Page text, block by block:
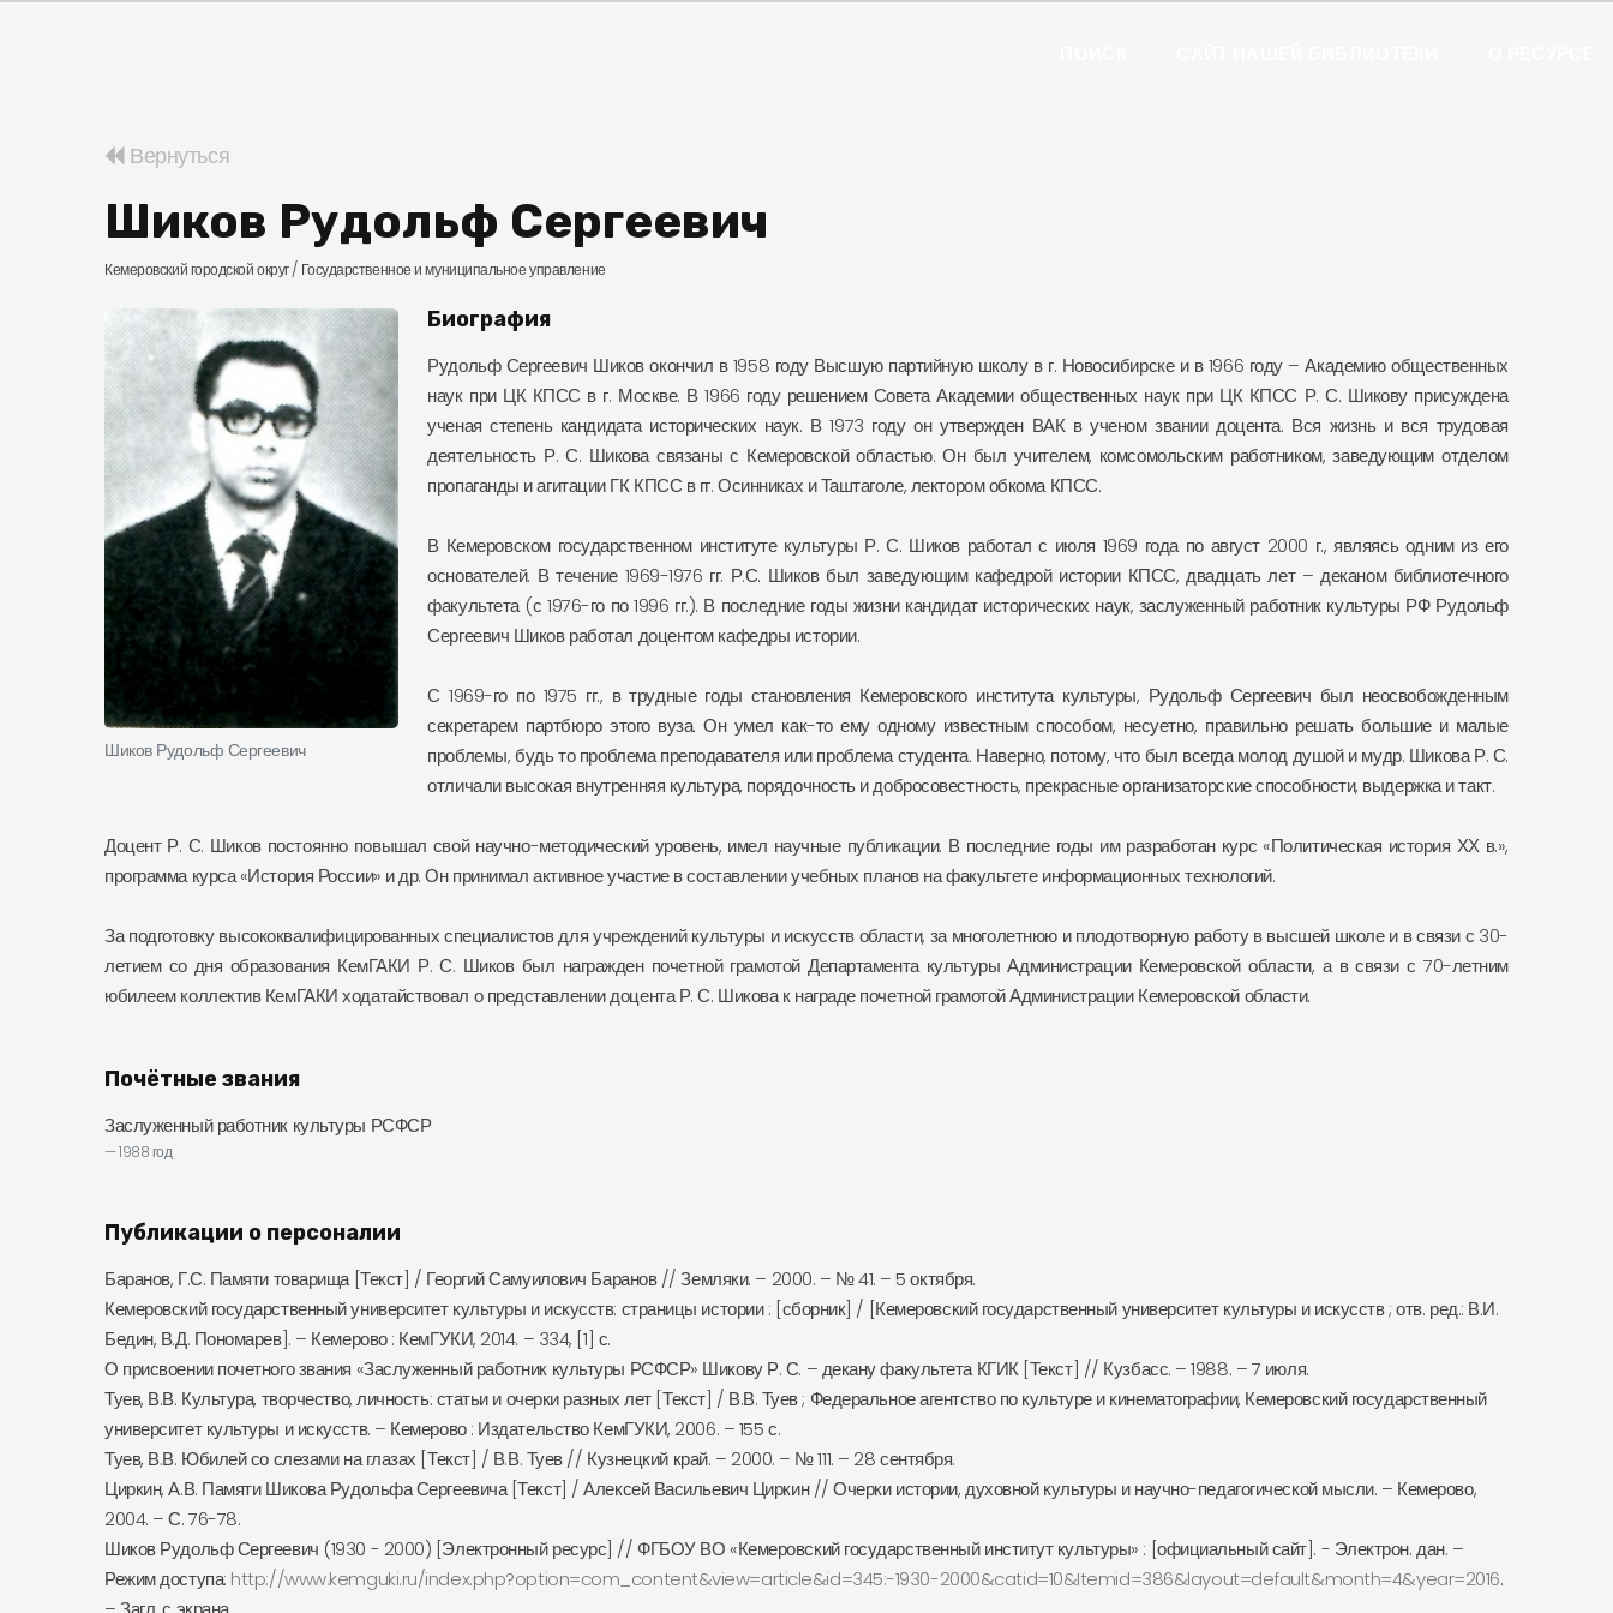
Вернуться
Шиков Рудольф Сергеевич
Кемеровский городской округ / Государственное и муниципальное управление
Шиков Рудольф Сергеевич
Биография
Рудольф Сергеевич Шиков окончил в 1958 году Высшую партийную школу в г. Новосибирске и в 1966 году – Академию общественных
наук при ЦК КПСС в г. Москве. В 1966 году решением Совета Академии общественных наук при ЦК КПСС Р. С. Шикову присуждена
ученая степень кандидата исторических наук. В 1973 году он утвержден ВАК в ученом звании доцента. Вся жизнь и вся трудовая
деятельность Р. С. Шикова связаны с Кемеровской областью. Он был учителем, комсомольским работником, заведующим отделом
пропаганды и агитации ГК КПСС в гг. Осинниках и Таштаголе, лектором обкома КПСС.
В Кемеровском государственном институте культуры Р. С. Шиков работал с июля 1969 года по август 2000 г., являясь одним из его
основателей. В течение 1969-1976 гг. Р.С. Шиков был заведующим кафедрой истории КПСС, двадцать лет – деканом библиотечного
факультета (с 1976-го по 1996 гг.). В последние годы жизни кандидат исторических наук, заслуженный работник культуры РФ Рудольф
Сергеевич Шиков работал доцентом кафедры истории.
С 1969-го по 1975 гг., в трудные годы становления Кемеровского института культуры, Рудольф Сергеевич был неосвобожденным
секретарем партбюро этого вуза. Он умел как-то ему одному известным способом, несуетно, правильно решать большие и малые
проблемы, будь то проблема преподавателя или проблема студента. Наверно, потому, что был всегда молод душой и мудр. Шикова Р. С.
отличали высокая внутренняя культура, порядочность и добросовестность, прекрасные организаторские способности, выдержка и такт.
Доцент Р. С. Шиков постоянно повышал свой научно-методический уровень, имел научные публикации. В последние годы им разработан курс «Политическая история ХХ в.»,
программа курса «История России» и др. Он принимал активное участие в составлении учебных планов на факультете информационных технологий.
За подготовку высококвалифицированных специалистов для учреждений культуры и искусств области, за многолетнюю и плодотворную работу в высшей школе и в связи с 30-
летием со дня образования КемГАКИ Р. С. Шиков был награжден почетной грамотой Департамента культуры Администрации Кемеровской области, а в связи с 70-летним
юбилеем коллектив КемГАКИ ходатайствовал о представлении доцента Р. С. Шикова к награде почетной грамотой Администрации Кемеровской области.
Почётные звания
Заслуженный работник культуры РСФСР
1988 год
Публикации о персоналии
Баранов, Г.С. Памяти товарища [Текст] / Георгий Самуилович Баранов // Земляки. – 2000. – № 41. – 5 октября.
Кемеровский государственный университет культуры и искусств: страницы истории : [сборник] / [Кемеровский государственный университет культуры и искусств ; отв. ред.: В.И.
Бедин, В.Д. Пономарев]. – Кемерово : КемГУКИ, 2014. – 334, [1] с.
О присвоении почетного звания «Заслуженный работник культуры РСФСР» Шикову Р. С. – декану факультета КГИК [Текст] // Кузбасс. – 1988. – 7 июля.
Туев, В.В. Культура, творчество, личность: статьи и очерки разных лет [Текст] / В.В. Туев ; Федеральное агентство по культуре и кинематографии, Кемеровский государственный
университет культуры и искусств. – Кемерово : Издательство КемГУКИ, 2006. – 155 с.
Туев, В.В. Юбилей со слезами на глазах [Текст] / В.В. Туев // Кузнецкий край. – 2000. – № 111. – 28 сентября.
Циркин, А.В. Памяти Шикова Рудольфа Сергеевича [Текст] / Алексей Васильевич Циркин // Очерки истории, духовной культуры и научно-педагогической мысли. – Кемерово,
2004. – С. 76-78.
Шиков Рудольф Сергеевич (1930 - 2000) [Электронный ресурс] // ФГБОУ ВО «Кемеровский государственный институт культуры» : [официальный сайт]. - Электрон. дан. –
Режим доступа: http://www.kemguki.ru/index.php?option=com_content&view=article&id=345:-1930-2000&catid=10&Itemid=386&layout=default&month=4&year=2016.